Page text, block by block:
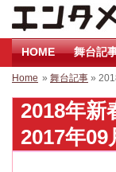
HOME 舞台記
Home » 舞台記事 »
2018年新
2017年09